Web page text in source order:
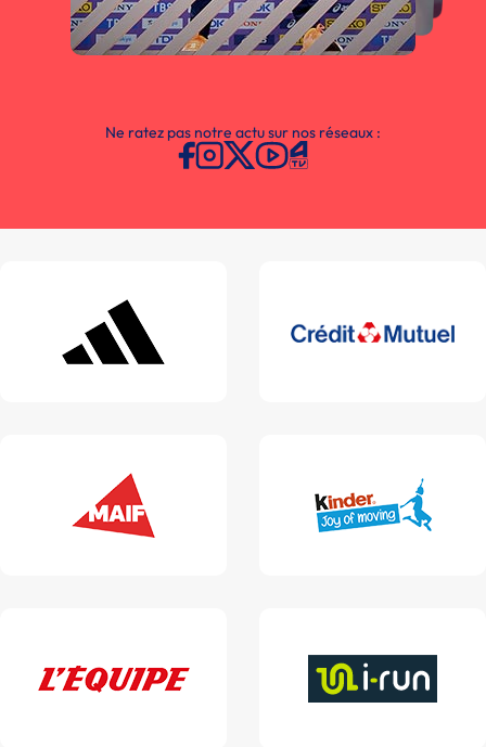
Ne ratez pas notre actu sur nos réseaux :